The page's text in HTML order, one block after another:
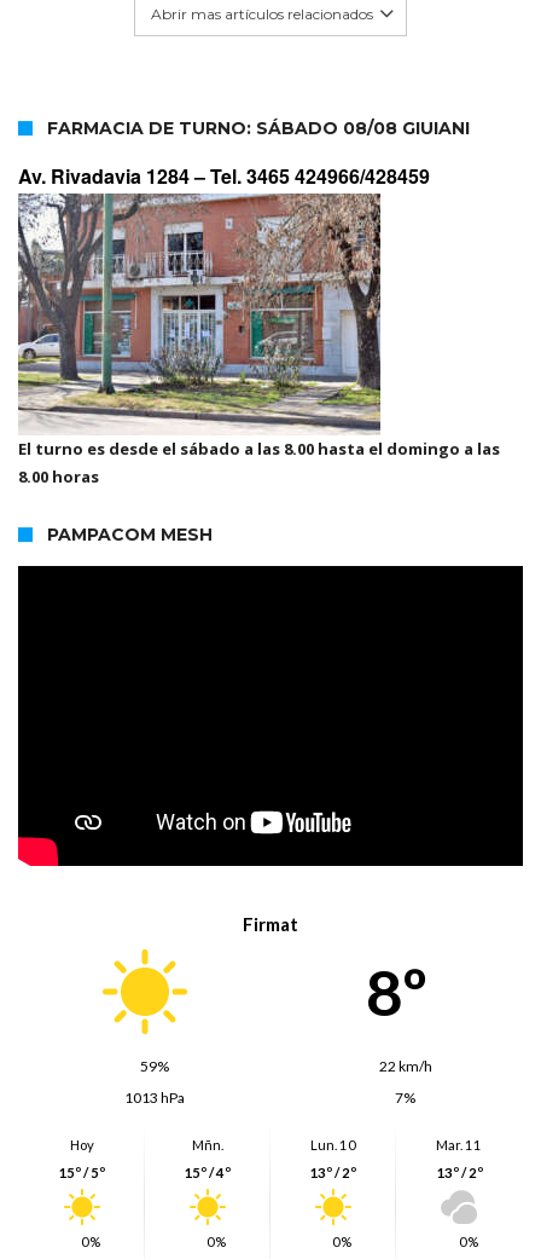
Abrir mas artículos relacionados
FARMACIA DE TURNO: SÁBADO 08/08 GIUIANI
Av. Rivadavia 1284 –Tel. 3465 424966/428459
El turno es desde el sábado a las 8.00 hasta el domingo a las
8.00 horas
PAMPACOM MESH
Firmat
8º
59%
22 km/h
1013 hPa
7%
Hoy
15º / 5º
0%
Mñn.
15º / 4º
0%
Lun. 10
13º / 2º
0%
Mar. 11
13º / 2º
0%